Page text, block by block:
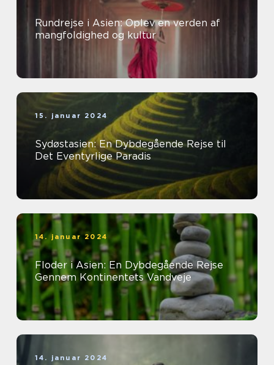
Rundrejse i Asien: Oplev en verden af
mangfoldighed og kultur
15. januar 2024
Sydøstasien: En Dybdegående Rejse til
Det Eventyrlige Paradis
14. januar 2024
Floder i Asien: En Dybdegående Rejse
Gennem Kontinentets Vandveje
14. januar 2024